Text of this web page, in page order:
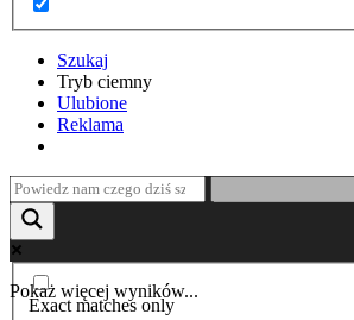
Szukaj
Tryb ciemny
Ulubione
Reklama
Pokaż więcej wyników...
Exact matches only